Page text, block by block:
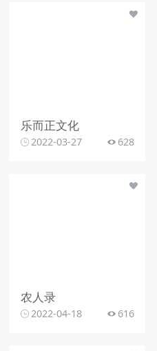
乐而正文化
2022-03-27 628
农人录
2022-04-18 616